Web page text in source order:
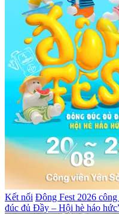
Kết nối Đông Fest 2026
đúc đủ Đầy – Hội hè háo